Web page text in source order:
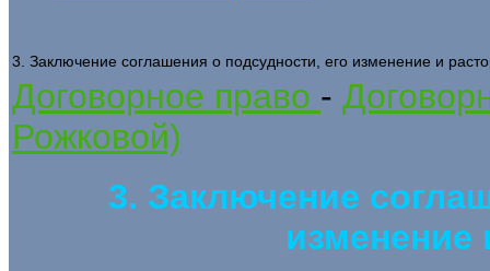
3. Заключение соглашения о подсудности, его изменение и
Договорное право -
Рожковой)
3. Заключение
изменение